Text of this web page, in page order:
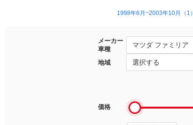
1998年6月~2003年10月（1）
メーカー
車種
マツダ ファミリア
地域 選択する
価格